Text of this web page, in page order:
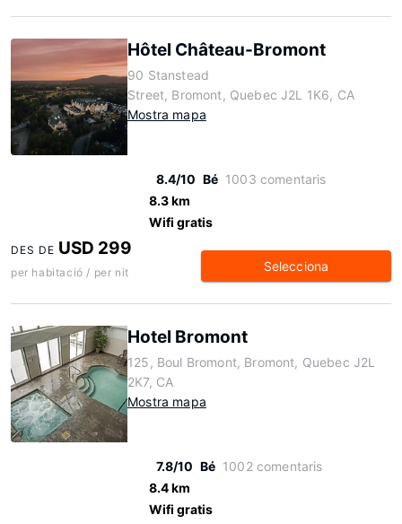
Hôtel Château-Bromont
90 Stanstead
Street, Bromont, Quebec J2L 1K6, CA
Mostra mapa
8.4/10 Bé 1003 comentaris
8.3 km
Wifi gratis
DES DE USD 299
per habitació / per nit Selecciona
Hotel Bromont
125, Boul Bromont, Bromont, Quebec J2L
2K7, CA
Mostra mapa
7.8/10 Bé 1002 comentaris
8.4 km
Wifi gratis